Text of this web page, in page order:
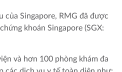
của Singapore, RMG đã được
khoán Singapore (SGX:
và hơn 100 phòng khám đa